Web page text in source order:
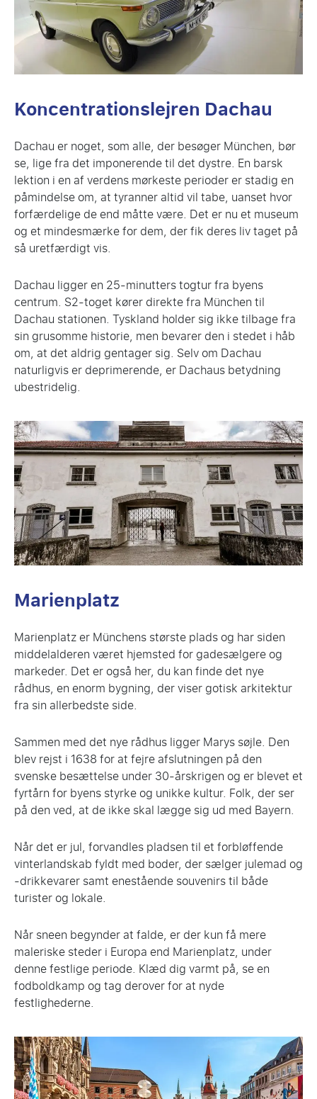
Koncentrationslejren Dachau
Dachau er noget, som alle, der besøger München, bør
se, lige fra det imponerende til det dystre. En barsk
lektion i en af verdens mørkeste perioder er stadig en
påmindelse om, at tyranner altid vil tabe, uanset hvor
forfærdelige de end måtte være. Det er nu et museum
og et mindesmærke for dem, der fik deres liv taget på
så uretfærdigt vis.
Dachau ligger en 25-minutters togtur fra byens
centrum. S2-toget kører direkte fra München til
Dachau stationen. Tyskland holder sig ikke tilbage fra
sin grusomme historie, men bevarer den i stedet i håb
om, at det aldrig gentager sig. Selv om Dachau
naturligvis er deprimerende, er Dachaus betydning
ubestridelig.
Marienplatz
Marienplatz er Münchens største plads og har siden
middelalderen været hjemsted for gadesælgere og
markeder. Det er også her, du kan finde det nye
rådhus, en enorm bygning, der viser gotisk arkitektur
fra sin allerbedste side.
Sammen med det nye rådhus ligger Marys søjle. Den
blev rejst i 1638 for at fejre afslutningen på den
svenske besættelse under 30-årskrigen og er blevet et
fyrtårn for byens styrke og unikke kultur. Folk, der ser
på den ved, at de ikke skal lægge sig ud med Bayern.
Når det er jul, forvandles pladsen til et forbløffende
vinterlandskab fyldt med boder, der sælger julemad og
-drikkevarer samt enestående souvenirs til både
turister og lokale.
Når sneen begynder at falde, er der kun få mere
maleriske steder i Europa end Marienplatz, under
denne festlige periode. Klæd dig varmt på, se en
fodboldkamp og tag derover for at nyde
festlighederne.